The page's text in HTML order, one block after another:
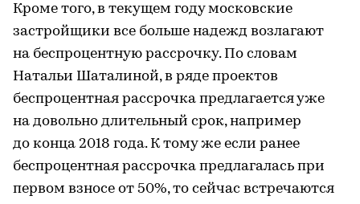
Кроме того, в текущем году московские
застройщики все больше надежд возлагают
на беспроцентную рассрочку. По словам
Натальи Шаталиной, в ряде проектов
беспроцентная рассрочка предлагается уже
на довольно длительный срок, например
до конца 2018 года. К тому же если ранее
беспроцентная рассрочка предлагалась при
первом взносе от 50%, то сейчас встречаются